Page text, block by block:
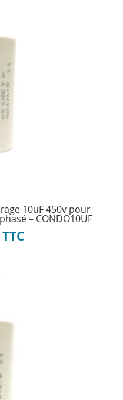
10uF 450v pour
– CONDO10UF
TTC